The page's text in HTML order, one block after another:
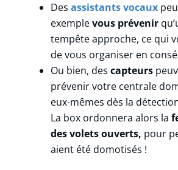
Desassistants vocaux
exemplevous prévenir
tempête approche, ce qui
de vous organiser en
Ou bien, descapteurs
prévenir votre centrale
eux-mêmes dès la
La box ordonnera alors la
des volets ouverts, pour
aient été domotisés !